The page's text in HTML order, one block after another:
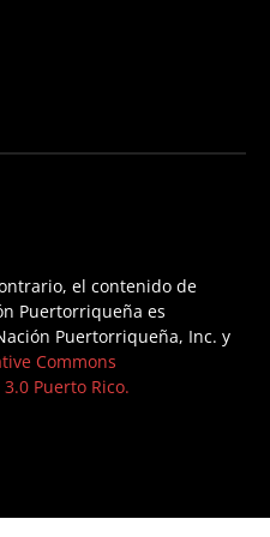
el contenido de
Puertorriqueña es
Puertorriqueña, Inc. y
Commons
Puerto Rico.